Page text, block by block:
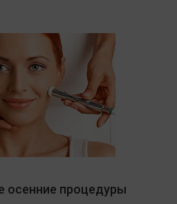
осенние процедуры